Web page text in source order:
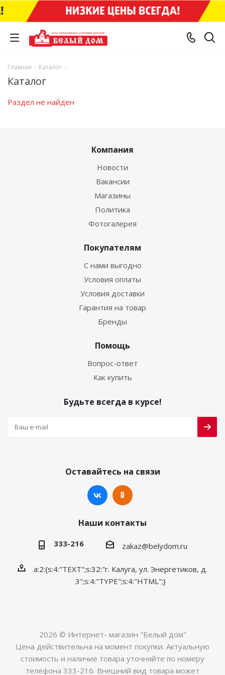
Главная - Каталог -
Каталог
Раздел не найден
Компания
Новости
Вакансии
Магазины
Политика
Фотогалерея
Покупателям
С нами выгодно
Условия оплаты
Условия доставки
Гарантия на товар
Бренды
Помощь
Вопрос-ответ
Как купить
Будьте всегда в курсе!
Оставайтесь на связи
Наши контакты
333-216 zakaz@belydom.ru
a:2:{s:4:"TEXT";s:32:"г. Калуга, ул. Энергетиков, д.
3";s:4:"TYPE";s:4:"HTML";}
2026 © Интернет- магазин "Белый дом"
Цена действительна на момент покупки. Актуальную
стоимость и наличие товара уточняйте по номеру
телефона 333-216. Внешний вид товара может